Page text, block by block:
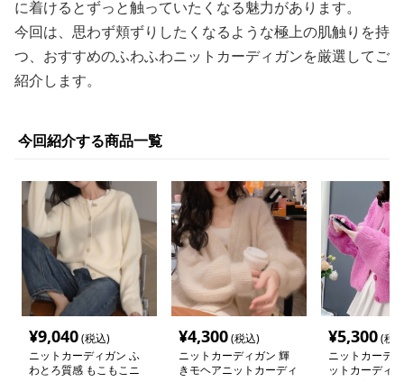
に着けるとずっと触っていたくなる魅力があります。
今回は、思わず頬ずりしたくなるような極上の肌触りを持
つ、おすすめのふわふわニットカーディガンを厳選してご
紹介します。
今回紹介する商品一覧
¥9,040(税込)
ニットカーディガン ふ
わとろ質感 もこもこニ
¥4,300(税込)
ニットカーディガン 輝
きモヘアニットカーディ
¥5,300(税
ニットカーデ
ットカーディ